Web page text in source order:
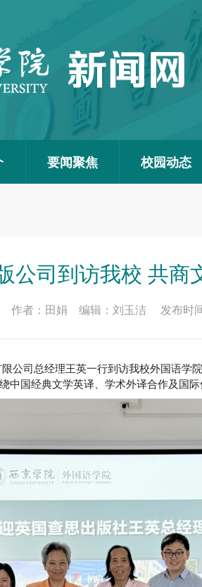
要闻聚焦 校园动态
公司到访我校 共商
作者：田娟 编辑：刘玉洁 发布时
公司总经理王英一行到访我校外国语学
中国经典文学英译、学术外译合作及国